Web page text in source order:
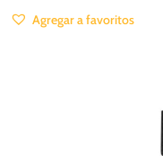
Agregar a favoritos